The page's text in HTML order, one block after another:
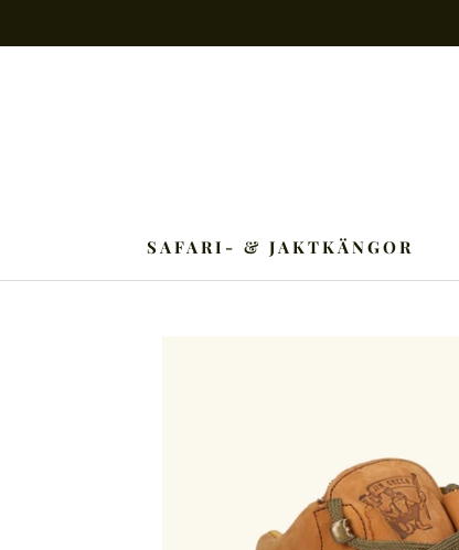
SAFARI- & JAKTKÄNGOR